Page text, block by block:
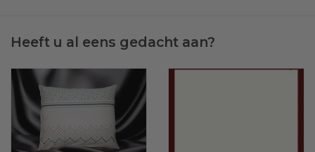
Heeft u al eens gedacht aan?